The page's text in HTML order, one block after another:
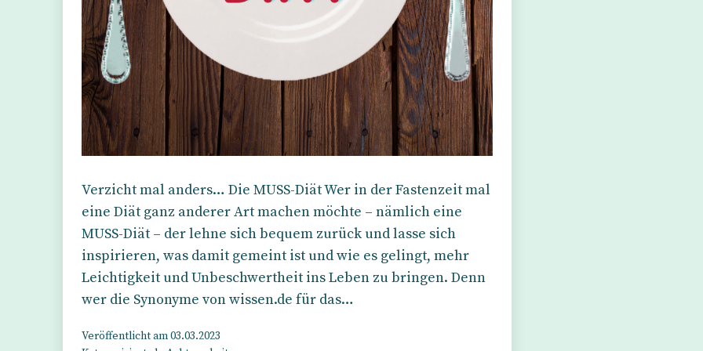
Verzicht mal anders… Die MUSS-Diät Wer in der Fastenzeit mal
eine Diät ganz anderer Art machen möchte – nämlich eine
MUSS-Diät – der lehne sich bequem zurück und lasse sich
inspirieren, was damit gemeint ist und wie es gelingt, mehr
Leichtigkeit und Unbeschwertheit ins Leben zu bringen. Denn
wer die Synonyme von wissen.de für das…
Veröffentlicht am03.03.2023